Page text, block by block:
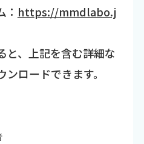
https://mmdlabo.j
と、上記を含む詳細な
ロードできます。